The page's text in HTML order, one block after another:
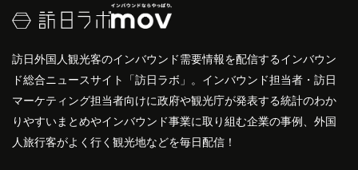
訪日外国人観光客のインバウンド需要情報を配信するインバウン
ド総合ニュースサイト「訪日ラボ」。インバウンド担当者・訪日
マーケティング担当者向けに政府や観光庁が発表する統計のわか
りやすいまとめやインバウンド事業に取り組む企業の事例、外国
人旅行客がよく行く観光地などを毎日配信！